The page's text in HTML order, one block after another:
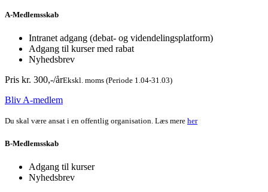
A-Medlemsskab
Intranet adgang (debat- og videndelingsplatform)
Adgang til kurser med rabat
Nyhedsbrev
Pris kr. 300,-/årEkskl. moms (Periode 1.04-31.03)
Bliv A-medlem
Du skal være ansat i en offentlig organisation. Læs mere her
B-Medlemsskab
Adgang til kurser
Nyhedsbrev